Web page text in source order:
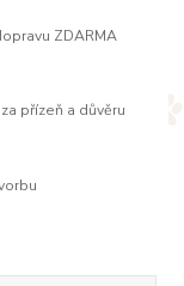
ZDARMA
přízeň a důvěru